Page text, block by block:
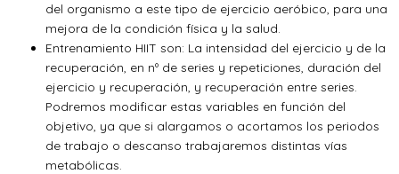
del organismo a este tipo de ejercicio aeróbico, para una
mejora de la condición física y la salud.
Entrenamiento HIIT son: La intensidad del ejercicio y de la
recuperación, en nº de series y repeticiones, duración del
ejercicio y recuperación, y recuperación entre series.
Podremos modificar estas variables en función del
objetivo, ya que si alargamos o acortamos los periodos
de trabajo o descanso trabajaremos distintas vías
metabólicas.